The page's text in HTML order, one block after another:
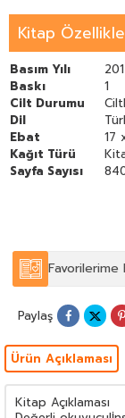
tarafa itip fuhşa
karanlıkları da ele
konmuştur.
Kitap
Basım Yılı
Baskı
1
Cilt Durumu
Dil
Ebat
17
Kağıt Türü
Sayfa Sayısı
Favorilerime
Paylaş
Ürün Açıklaması
Kitap Açıklaması